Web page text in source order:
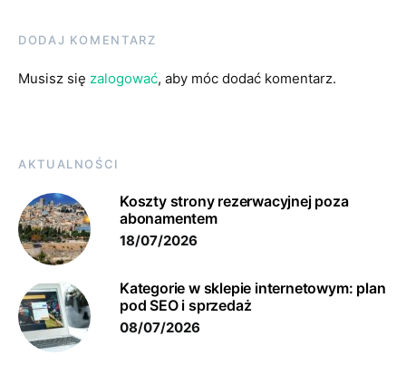
DODAJ KOMENTARZ
Musisz się zalogować, aby móc dodać komentarz.
AKTUALNOŚCI
Koszty strony rezerwacyjnej poza
abonamentem
18/07/2026
Kategorie w sklepie internetowym: plan
pod SEO i sprzedaż
08/07/2026